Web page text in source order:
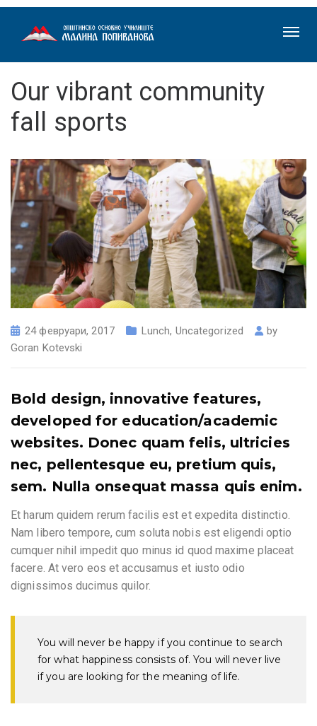
Our vibrant community
fall sports
24 февруари, 2017 Lunch, Uncategorized
by
Goran Kotevski
Bold design, innovative features,
developed for education/academic
websites. Donec quam felis, ultricies
nec, pellentesque eu, pretium quis,
sem. Nulla onsequat massa quis enim.
Et harum quidem rerum facilis est et expedita distinctio.
Nam libero tempore, cum soluta nobis est eligendi optio
cumquer nihil impedit quo minus id quod maxime placeat
facere. At vero eos et accusamus et iusto odio
dignissimos ducimus quilor.
You will never be happy if you continue to search
for what happiness consists of. You will never live
if you are looking for the meaning of life.